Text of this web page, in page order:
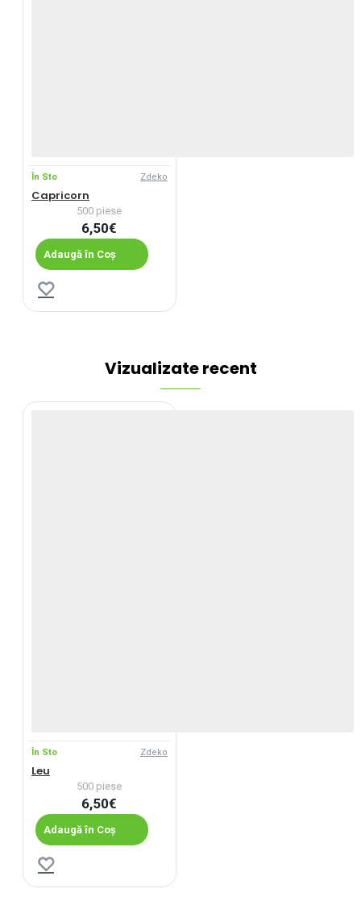
În Sto Zdeko
Capricorn
500 piese
6,50€
Adaugă în Coș
Vizualizate recent
În Sto Zdeko
Leu
500 piese
6,50€
Adaugă în Coș